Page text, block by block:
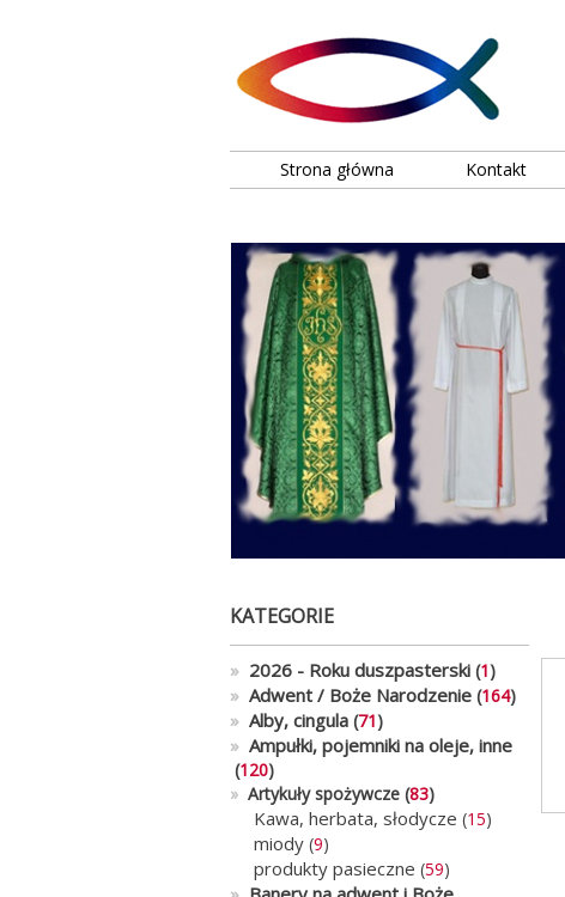
Strona główna Kontakt
KATEGORIE
» 2026 - Roku duszpasterski (1)
» Adwent / Boże Narodzenie (164)
» Alby, cingula (71)
» Ampułki, pojemniki na oleje, inne
(120)
» Artykuły spożywcze (83)
Kawa, herbata, słodycze (15)
miody (9)
produkty pasieczne (59)